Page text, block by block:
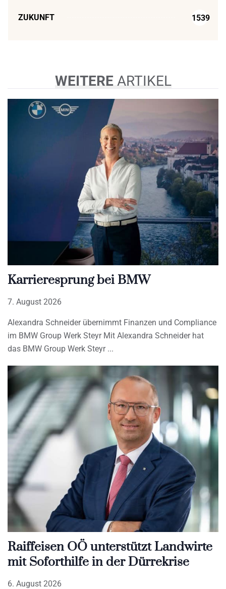
ZUKUNFT 1539
WEITEREARTIKEL
Karrieresprung bei BMW
7. August 2026
Alexandra Schneider übernimmt Finanzen und Compliance
im BMW Group Werk Steyr Mit Alexandra Schneider hat
das BMW Group Werk Steyr
Raiffeisen OÖ unterstützt Landwirte
mit Soforthilfe in der Dürrekrise
6. August 2026